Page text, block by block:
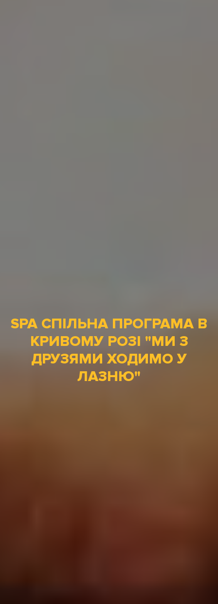
SPA СПІЛЬНА ПРОГРАМА В
КРИВОМУ РОЗІ "МИ З
ДРУЗЯМИ ХОДИМО У
ЛАЗНЮ"